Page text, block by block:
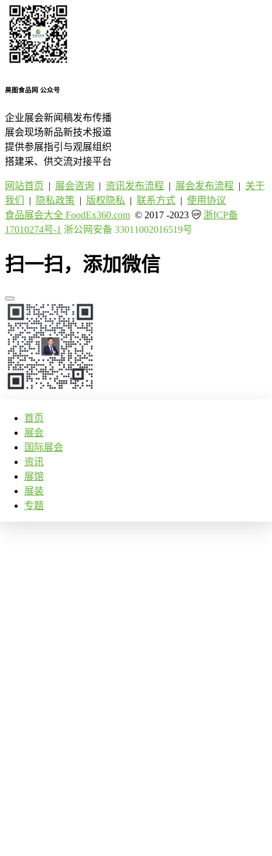
首页
展会
国际展会
资讯
展馆
展装
专题
昊图食品网 公众号
企业展会新闻稿发布传播
展会现场新品新技术报道
提供参展指引与观展组织
搭建采、供交流对接平台
网站首页 | 展会咨询 | 资讯发布流程 | 展会发布流程 | 关于
我们
| 隐私政策 | 版权隐私 | 联系方式 | 使用协议
食品展会大全 FoodEx360.com © 2017 -2023
浙ICP备
17010274号-1 浙公网安备 33011002016519号
扫一扫，添加微信